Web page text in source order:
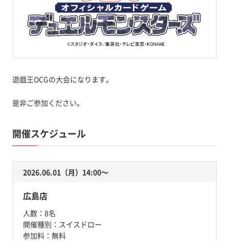
遊戯王OCGの大会になります。
是非ご参加ください。
開催スケジュール
2026.06.01（月）14:00〜
広島店
人数： 8名
開催種別： スイスドロー
参加料： 無料